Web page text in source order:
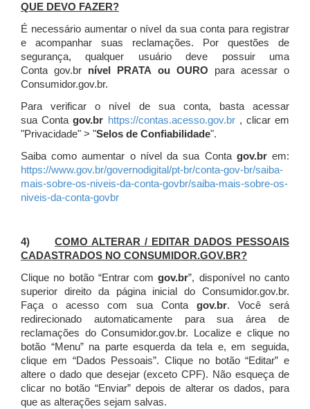
QUE DEVO FAZER?
É necessário aumentar o nível da sua conta para registrar
e acompanhar suas reclamações. Por questões de
segurança, qualquer usuário deve possuir uma
Conta gov.br nível PRATA ou OURO para acessar o
Consumidor.gov.br.
Para verificar o nível de sua conta, basta acessar
sua Contagov.br https://contas.acesso.gov.br, clicar em
"Privacidade" > "Selos de Confiabilidade".
Saiba como aumentar o nível da sua Conta gov.brem:
https://www.gov.br/governodigital/pt-br/conta-gov-br/saiba-
mais-sobre-os-niveis-da-conta-govbr/saiba-mais-sobre-os-
niveis-da-conta-govbr
4) COMO ALTERAR / EDITAR DADOS PESSOAIS
CADASTRADOS NO CONSUMIDOR.GOV.BR?
Clique no botão “Entrar comgov.br”, disponível no canto
superior direito da página inicial do Consumidor.gov.br.
Faça o acesso com sua Conta gov.br. Você será
redirecionado automaticamente para sua área de
reclamações do Consumidor.gov.br.
Localize e clique no
botão “Menu” na parte esquerda da tela e, em seguida,
clique em “Dados Pessoais”. Clique no botão “Editar” e
altere o dado que desejar (exceto CPF). Não esqueça de
clicar no botão “Enviar” depois de alterar os dados, para
que as alterações sejam salvas.